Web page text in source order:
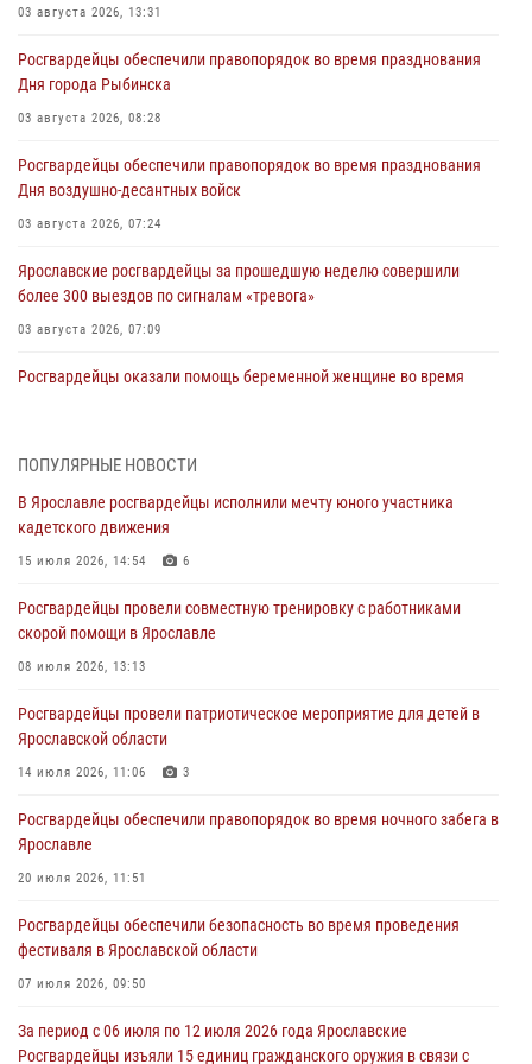
03 августа 2026, 13:31
Росгвардейцы обеспечили правопорядок во время празднования
Дня города Рыбинска
03 августа 2026, 08:28
Росгвардейцы обеспечили правопорядок во время празднования
Дня воздушно-десантных войск
03 августа 2026, 07:24
Ярославские росгвардейцы за прошедшую неделю совершили
более 300 выездов по сигналам «тревога»
03 августа 2026, 07:09
Росгвардейцы оказали помощь беременной женщине во время
Росгвардейцы изъяли 41 единицу гражданского оружия в связи с
нарушением законодательства
30 июля 2026, 11:51
В региональном управлении Росгвардии состоялся молебен,
приуроченный к празднику Крещения Руси
28 июля 2026, 14:56
Ярославские росгвардейцы за прошедшую неделю совершили
более 250 выездов по сигналам «Тревога»
27 июля 2026, 08:59
Росгвардейцы обеспечили правопорядок во время массового
забега в Ярославле
27 июля 2026, 07:16
ПОПУЛЯРНЫЕ НОВОСТИ
В Ярославле росгвардейцы исполнили мечту юного участника
кадетского движения
15 июля 2026, 14:54 6
Росгвардейцы провели совместную тренировку с работниками
скорой помощи в Ярославле
08 июля 2026, 13:13
Росгвардейцы провели патриотическое мероприятие для детей в
Ярославской области
14 июля 2026, 11:06 3
Росгвардейцы обеспечили правопорядок во время ночного забега в
Ярославле
20 июля 2026, 11:51
Росгвардейцы обеспечили безопасность во время проведения
фестиваля в Ярославской области
07 июля 2026, 09:50
За период с 06 июля по 12 июля 2026 года Ярославские
Росгвардейцы изъяли 15 единиц гражданского оружия в связи с